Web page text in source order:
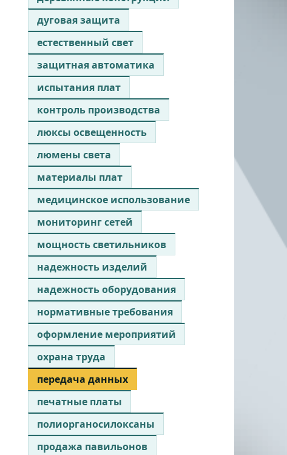
дуговая защита
естественный свет
защитная автоматика
испытания плат
контроль производства
люксы освещенность
люмены света
материалы плат
медицинское использование
мониторинг сетей
мощность светильников
надежность изделий
надежность оборудования
нормативные требования
оформление мероприятий
охрана труда
передача данных
печатные платы
полиорганосилоксаны
продажа павильонов